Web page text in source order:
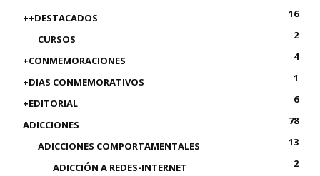
++DESTACADOS
16
CURSOS
2
+CONMEMORACIONES
4
+DIAS CONMEMORATIVOS
1
+EDITORIAL
6
ADICCIONES
78
ADICCIONES COMPORTAMENTALES
13
ADICCIÓN A REDES-INTERNET
2